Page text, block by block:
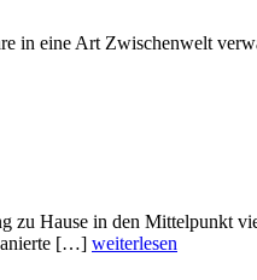
in eine Art Zwischenwelt
zu Hause in den Mittelpunkt
[…] weiterlesen